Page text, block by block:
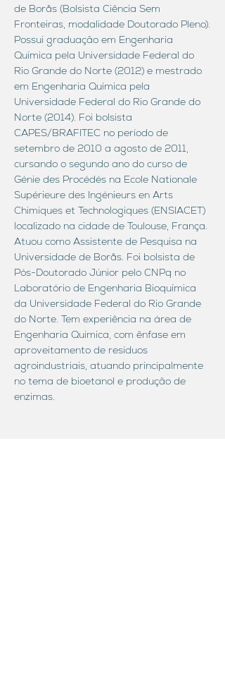
de Borås (Bolsista Ciência Sem
Fronteiras, modalidade Doutorado Pleno).
Possui graduação em Engenharia
Química pela Universidade Federal do
Rio Grande do Norte (2012) e mestrado
em Engenharia Química pela
Universidade Federal do Rio Grande do
Norte (2014). Foi bolsista
CAPES/BRAFITEC no período de
setembro de 2010 a agosto de 2011,
cursando o segundo ano do curso de
Génie des Procédés na Ecole Nationale
Supérieure des Ingénieurs en Arts
Chimiques et Technologiques (ENSIACET)
localizado na cidade de Toulouse, França.
Atuou como Assistente de Pesquisa na
Universidade de Borås. Foi bolsista de
Pós-Doutorado Júnior pelo CNPq no
Laboratório de Engenharia Bioquímica
da Universidade Federal do Rio Grande
do Norte. Tem experiência na área de
Engenharia Química, com ênfase em
aproveitamento de resíduos
agroindustriais, atuando principalmente
no tema de bioetanol e produção de
enzimas.